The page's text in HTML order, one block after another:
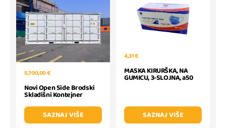
5.700,00 €
Novi Open Side Brodski
Skladišni Kontejner
SAZNAJ VIŠE
4,31 €
MASKA KIRURŠKA, NA
GUMICU, 3-SLOJNA, a50
SAZNAJ VIŠE